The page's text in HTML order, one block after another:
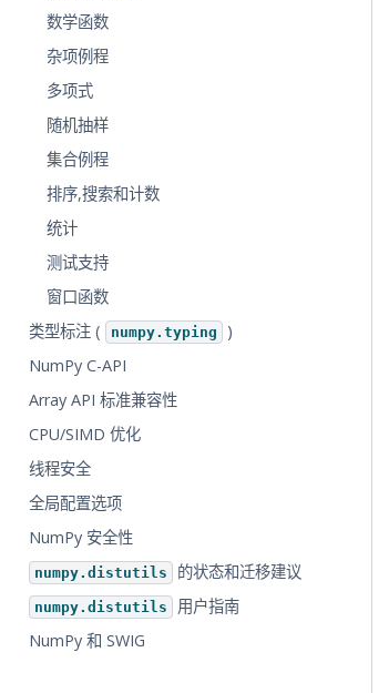
数学函数
杂项例程
多项式
随机抽样
集合例程
排序,搜索和计数
统计
测试支持
窗口函数
类型标注 (
numpy.typing
)
NumPy C-API
Array API 标准兼容性
CPU/SIMD 优化
线程安全
全局配置选项
NumPy 安全性
numpy.distutils 的状态和迁移建议
numpy.distutils
用户指南
NumPy 和 SWIG